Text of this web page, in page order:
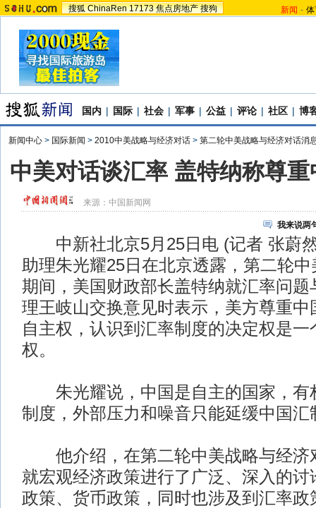
搜狐 ChinaRen 17173 焦点房地产 搜狗 新闻 -
国内 | 国际 | 社会 | 军事 | 公益 | 评论 | 社区 | 博
新闻中心 > 国际新闻 > 2010中美战略与经济对话 > 第二轮中美战略与经济对话消
中美对话谈汇率 盖特纳称尊
来源： 中国新闻网
我来说两
中新社北京5月25日电 (记者 张蔚
助理朱光耀25日在北京透露，第二轮
期间，美国财政部长盖特纳就汇率问题
理王岐山交换意见时表示，美方尊重中
自主权，认识到汇率制度的决定权是一
权。
朱光耀说，中国是自主的国家，有
制度，外部压力和噪音只能延缓中国汇
他介绍，在第二轮中美战略与经济
就宏观经济政策进行了广泛、深入的讨
政策、货币政策，同时也涉及到汇率政